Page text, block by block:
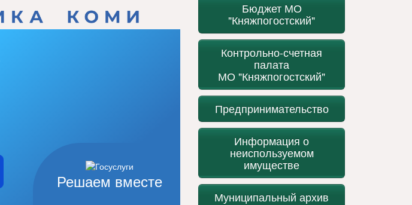
Решаем вместе
Бюджет МО
"Княжпогостский"
Контрольно-счетная
палата
МО "Княжпогостский"
Предпринимательство
Информация о
неиспользуемом
имуществе
Муниципальный архив